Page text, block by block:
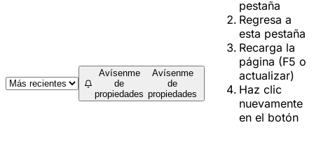
Avísenme
de
propiedades
Avísenme
de
propiedades
pestaña
Regresa a
esta pestaña
Recarga la
página (F5 o
actualizar)
Haz clic
nuevamente
en el botón